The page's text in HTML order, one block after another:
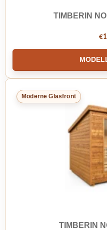
TIMBERIN
€
Moderne Glasfront
TIMBERIN